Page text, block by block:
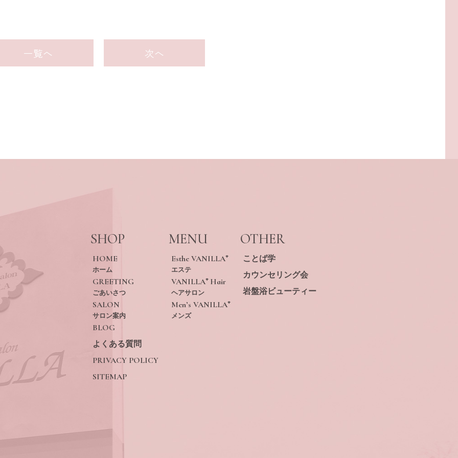
一覧へ 次へ
SHOP
HOME
ホーム
GREETING
ごあいさつ
SALON
サロン案内
BLOG
よくある質問
PRIVACY POLICY
SITEMAP
MENU
Esthe VANILLA⁺
エステ
VANILLA⁺ Hair
ヘアサロン
Men’s VANILLA⁺
メンズ
OTHER
ことば学
カウンセリング会
岩盤浴ビューティー